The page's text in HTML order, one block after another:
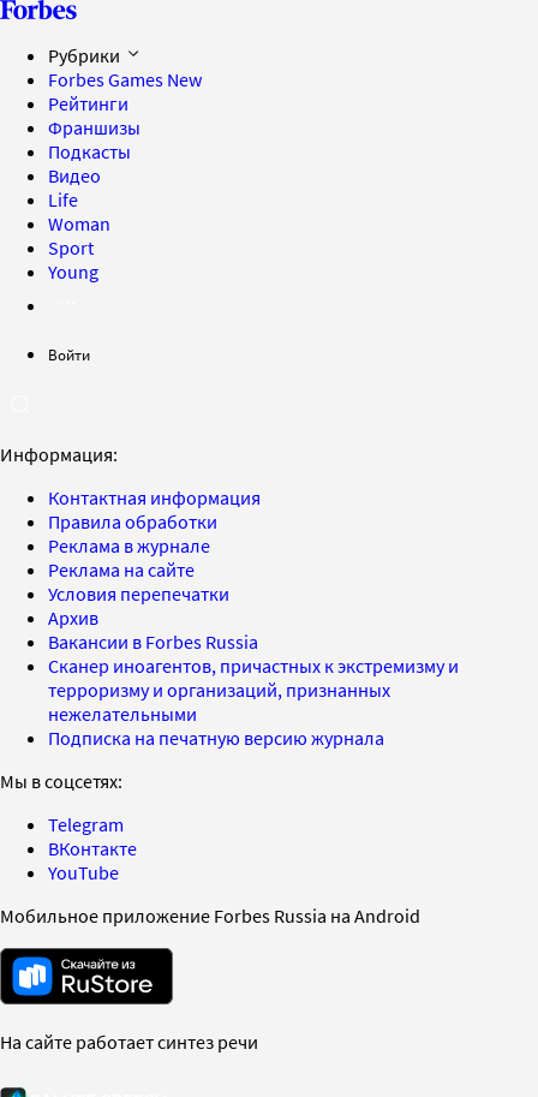
Рубрики
Forbes Games New
Рейтинги
Франшизы
Подкасты
Видео
Life
Woman
Sport
Young
Войти
Информация:
Контактная информация
Правила обработки
Реклама в журнале
Реклама на сайте
Условия перепечатки
Архив
Вакансии в Forbes Russia
Сканер иноагентов, причастных к экстремизму и
терроризму и организаций, признанных
нежелательными
Подписка на печатную версию журнала
Мы в соцсетях:
Telegram
ВКонтакте
YouTube
Мобильное приложение Forbes Russia на Android
На сайте работает синтез речи